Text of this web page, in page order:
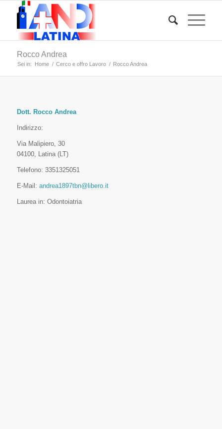
Rocco Andrea
Sei in: Home / Cerco e offro Lavoro / Rocco Andrea
Dott. Rocco Andrea
Indirizzo:
Via Malipiero, 30
04100, Latina (LT)
Telefono: 3351325051
E-Mail: andrea1897tbn@libero.it
Laurea in: Odontoiatria